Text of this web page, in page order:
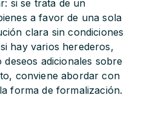
si se trata de un
a favor de una sola
clara sin condiciones
hay varios herederos,
adicionales sobre
conviene abordar con
forma de formalización.